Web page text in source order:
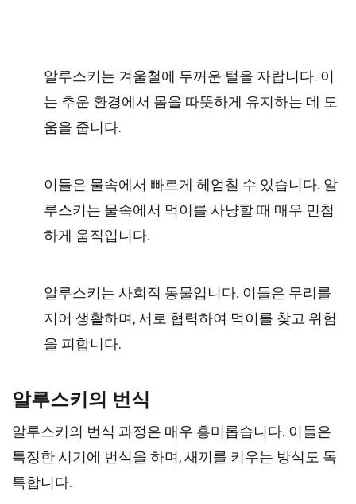
알루스키는 겨울철에 두꺼운 털을 자랍니다. 이
는 추운 환경에서 몸을 따뜻하게 유지하는 데 도
움을 줍니다.
이들은 물속에서 빠르게 헤엄칠 수 있습니다. 알
루스키는 물속에서 먹이를 사냥할 때 매우 민첩
하게 움직입니다.
알루스키는 사회적 동물입니다. 이들은 무리를
지어 생활하며, 서로 협력하여 먹이를 찾고 위험
을 피합니다.
알루스키의 번식
알루스키의 번식 과정은 매우 흥미롭습니다. 이들은
특정한 시기에 번식을 하며, 새끼를 키우는 방식도 독
특합니다.